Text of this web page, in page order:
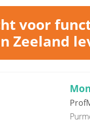
voor
Zeeland